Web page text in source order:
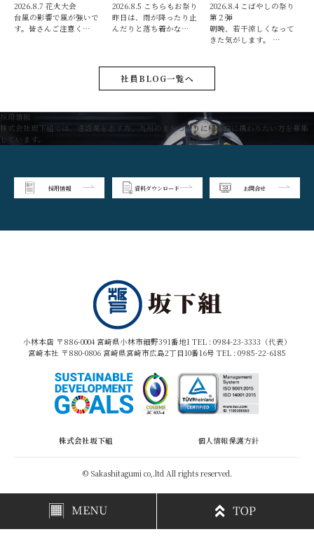
2026.8.7 花火大会
台風の影響で風が強いで
す。皆さんご注意く…
2026.8.5 こちらもお祭り
昨日は、雨が降ったり止
んだりと落ち着かな…
2026.8.4 こばやしの祭り
第２弾
朝晩、若干涼しくなって
きた気がします。 …
社員BLOG一覧へ
採用情報
株式会社坂下組では、建設業を志す方、九州のまちづくりに積極的に携わりたい方を募集
しています。
採用情報 資料ダウンロード お問合せ
小林本店 〒886-0004 宮崎県小林市細野391番地1 TEL : 0984-23-3333（代表）
宮崎本社 〒880-0806 宮崎県宮崎市広島2丁目10番16号 TEL : 0985-22-6185
株式会社坂下組 個人情報保護方針
© Sakashitagumi co,.ltd All rights reserved.